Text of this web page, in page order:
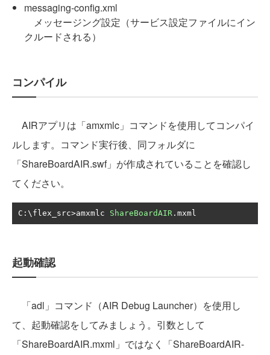
messaging-config.xml
メッセージング設定（サービス設定ファイルにイン
クルードされる）
コンパイル
AIRアプリは「amxmlc」コマンドを使用してコンパイ
ルします。コマンド実行後、同フォルダに
「ShareBoardAIR.swf」が作成されていることを確認し
てください。
C : \flex_src>amxmlc ShareBoardAIR . mxml
起動確認
「adl」コマンド（AIR Debug Launcher）を使用し
て、起動確認をしてみましょう。引数として
「ShareBoardAIR.mxml」ではなく「ShareBoardAIR-